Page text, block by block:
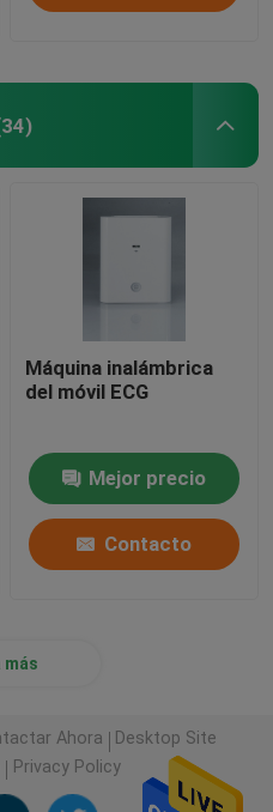
Máquina inalámbrica
del móvil ECG
Mejor precio
Contacto
más
Ahora
Desktop Site
Privacy Policy